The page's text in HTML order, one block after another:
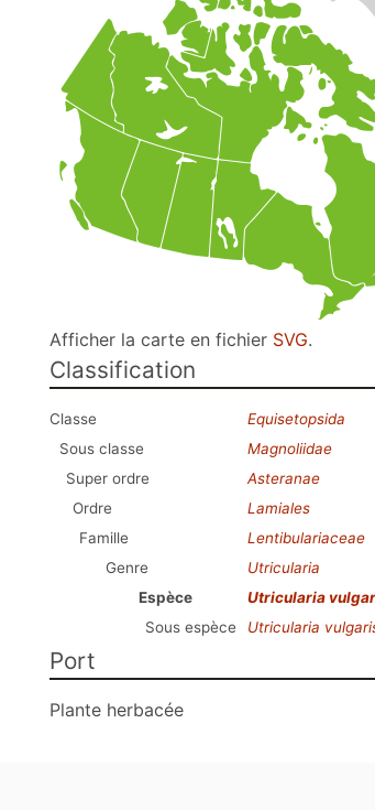
Afficher la carte en fichier SVG.
Classification
Classe
Equisetopsida
Sous classe
Magnoliidae
Super ordre
Asteranae
Ordre
Lamiales
Famille
Lentibulariaceae
Genre
Utricularia
Espèce
Utricularia
Sous espèce
Utricularia
Port
Plante herbacée